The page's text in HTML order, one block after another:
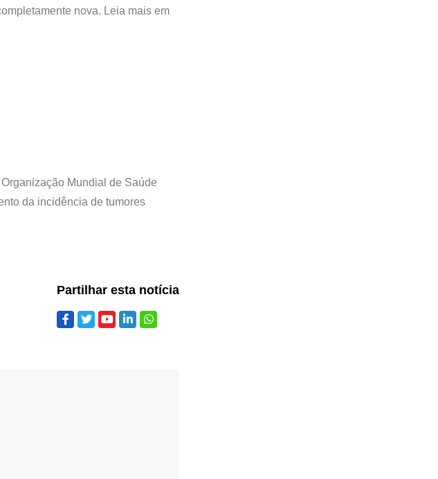
nova. Leia mais em
Mundial de Saúde
da incidência de tumores
Partilhar esta notícia